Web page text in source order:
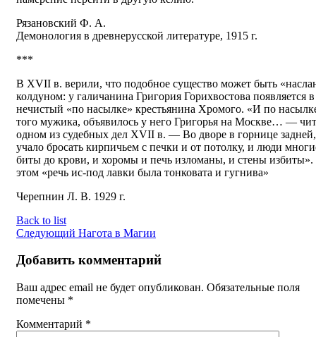
Рязановский Ф. А.
Демонология в древнерусской литературе, 1915 г.
***
В XVII в. верили, что подобное существо может быть
колдуном: у галичанина Григория Горихвостова появляется
нечистый «по насылке» крестьянина Хромого. «И по
того мужика, объявилось у него Григорья на Москве… —
одном из судебных дел XVII в. — Во дворе в горнице задней,
учало бросать кирпичьем с печки и от потолку, и люди
биты до крови, и хоромы и печь изломаны, и стены
этом «речь ис-под лавки была тонковата и гугнива»
Черепнин Л. В. 1929 г.
Back to list
Следующий Нагота в Магии
Добавить комментарий
Ваш адрес email не будет опубликован. Обязательные поля
помечены *
Комментарий *